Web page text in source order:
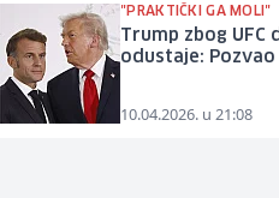
"PRAKTIČKI GA MOLI"
Trump zbog
odustaje:
10.04.2026. u 21:08